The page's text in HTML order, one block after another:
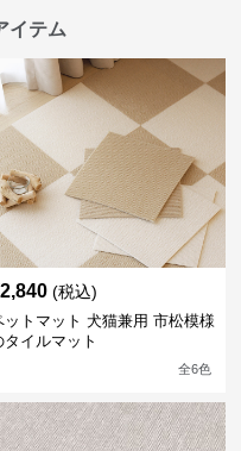
イテム
2,840 (税込)
ットマット 犬猫兼用 市松模様
タイルマット
全6色